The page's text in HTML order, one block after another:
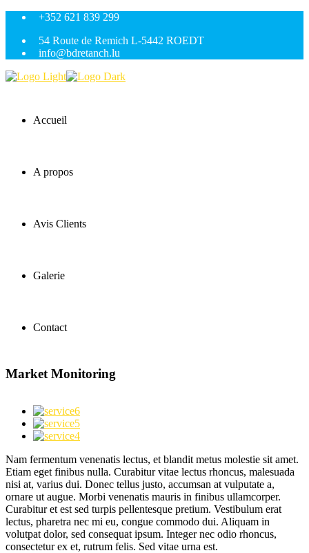
+352 621 839 299
54 Route de Remich L-5442 ROEDT
info@bdretanch.lu
Accueil
A propos
Avis Clients
Galerie
Contact
Market Monitoring
Nam fermentum venenatis lectus, et blandit metus molestie sit amet.
Etiam eget finibus nulla. Curabitur vitae lectus rhoncus, malesuada
nisi at, varius dui. Donec tellus justo, accumsan at vulputate a,
ornare ut augue. Morbi venenatis mauris in finibus ullamcorper.
Curabitur et est sed turpis pellentesque pretium. Vestibulum erat
lectus, pharetra nec mi eu, congue commodo dui. Aliquam in
volutpat dolor, sed consequat ipsum. Integer nec odio rhoncus,
consectetur ex et, rutrum felis. Sed vitae urna est.